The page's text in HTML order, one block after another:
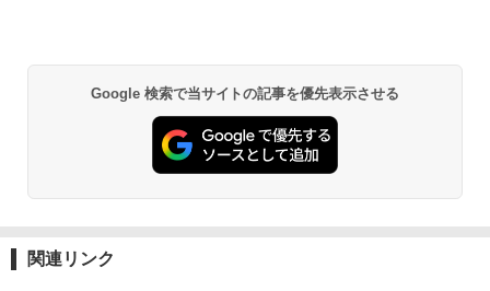
Google 検索で当サイトの記事を優先表示させる
関連リンク